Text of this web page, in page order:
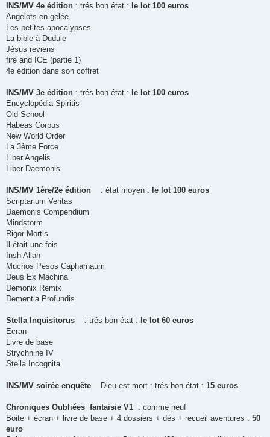
g
INS/MV 4e édition : trés bon état : le lot 100 euros
Angelots en gelée
Les petites apocalypses
La bible à Dudule
Jésus reviens
fire and ICE (partie 1)
4e édition dans son coffret
INS/MV 3e édition : trés bon état : le lot 100 euros
Encyclopédia Spiritis
Old School
Habeas Corpus
New World Order
La 3ème Force
Liber Angelis
Liber Daemonis
INS/MV 1ère/2e édition : état moyen : le lot 100 euros
Scriptarium Veritas
Daemonis Compendium
Mindstorm
Rigor Mortis
Il était une fois
Insh Allah
Muchos Pesos Capharnaum
Deus Ex Machina
Demonix Remix
Dementia Profundis
Stella Inquisitorus : trés bon état : le lot 60 euros
Ecran
Livre de base
Strychnine IV
Stella Incognita
INS/MV soirée enquête Dieu est mort : trés bon état : 15 euros
Chroniques Oubliées fantaisie V1 : comme neuf
Boite + écran + livre de base + 4 dossiers + dés + recueil aventures : 50
euro